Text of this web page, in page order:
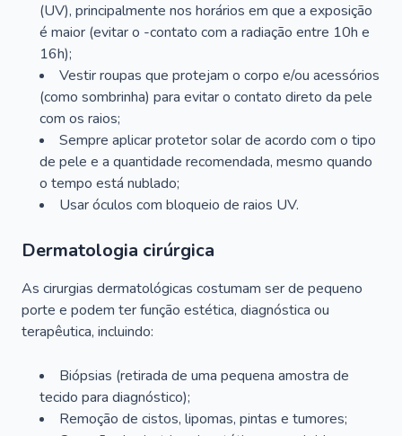
(UV), principalmente nos horários em que a exposição
é maior (evitar o -contato com a radiação entre 10h e
16h);
Vestir roupas que protejam o corpo e/ou acessórios
(como sombrinha) para evitar o contato direto da pele
com os raios;
Sempre aplicar protetor solar de acordo com o tipo
de pele e a quantidade recomendada, mesmo quando
o tempo está nublado;
Usar óculos com bloqueio de raios UV.
Dermatologia cirúrgica
As cirurgias dermatológicas costumam ser de pequeno
porte e podem ter função estética, diagnóstica ou
terapêutica, incluindo:
Biópsias (retirada de uma pequena amostra de
tecido para diagnóstico);
Remoção de cistos, lipomas, pintas e tumores;